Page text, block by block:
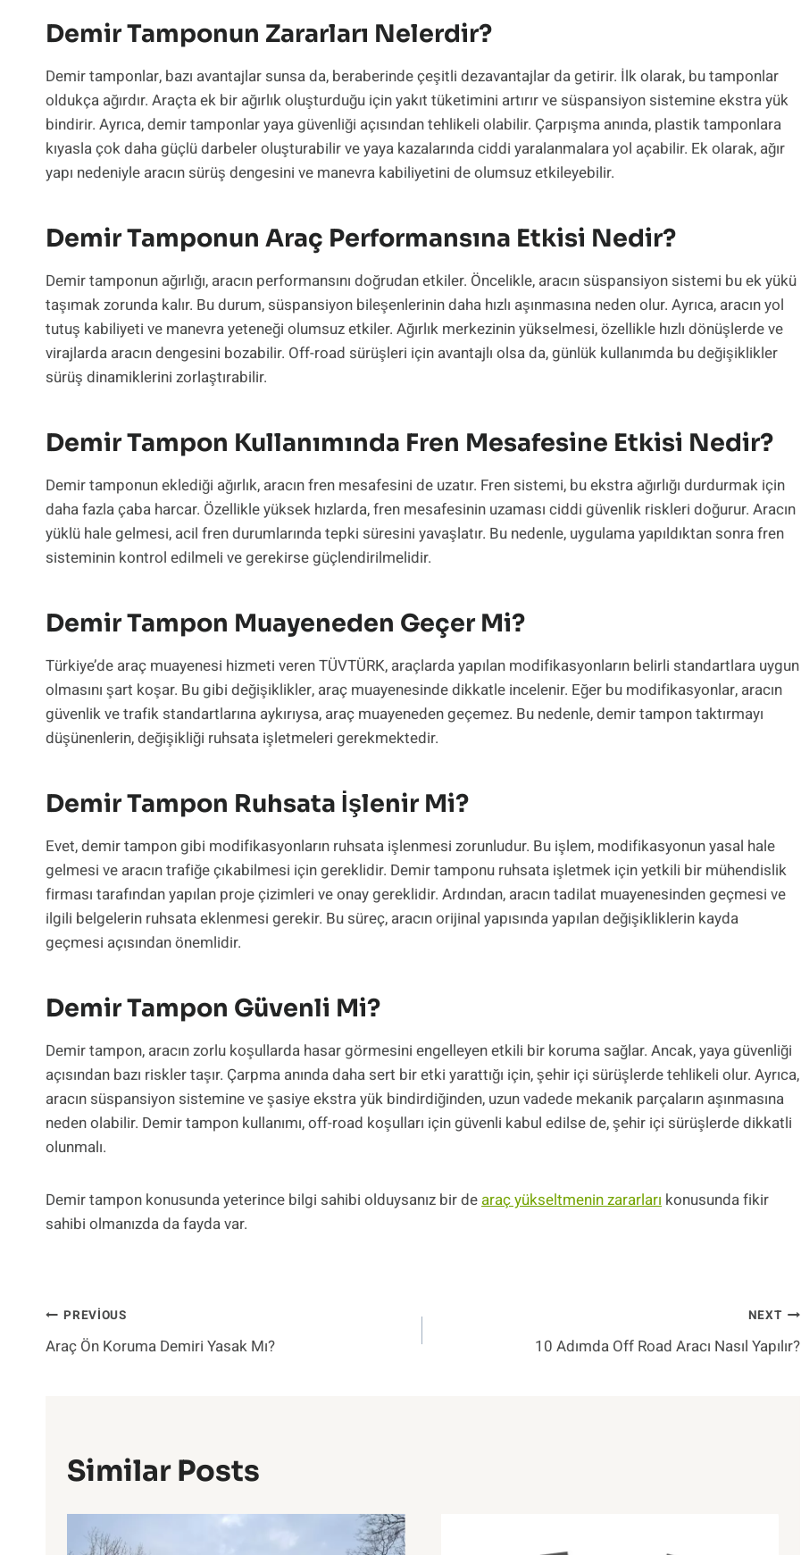
Demir Tamponun Zararları Nelerdir?
Demir tamponlar, bazı avantajlar sunsa da, beraberinde çeşitli dezavantajlar da getirir. İlk olarak, bu tamponlar
oldukça ağırdır. Araçta ek bir ağırlık oluşturduğu için yakıt tüketimini artırır ve süspansiyon sistemine ekstra yük
bindirir. Ayrıca, demir tamponlar yaya güvenliği açısından tehlikeli olabilir. Çarpışma anında, plastik tamponlara
kıyasla çok daha güçlü darbeler oluşturabilir ve yaya kazalarında ciddi yaralanmalara yol açabilir. Ek olarak, ağır
yapı nedeniyle aracın sürüş dengesini ve manevra kabiliyetini de olumsuz etkileyebilir.
Demir Tamponun Araç Performansına Etkisi Nedir?
Demir tamponun ağırlığı, aracın performansını doğrudan etkiler. Öncelikle, aracın süspansiyon sistemi bu ek yükü
taşımak zorunda kalır. Bu durum, süspansiyon bileşenlerinin daha hızlı aşınmasına neden olur. Ayrıca, aracın yol
tutuş kabiliyeti ve manevra yeteneği olumsuz etkiler. Ağırlık merkezinin yükselmesi, özellikle hızlı dönüşlerde ve
virajlarda aracın dengesini bozabilir. Off-road sürüşleri için avantajlı olsa da, günlük kullanımda bu değişiklikler
sürüş dinamiklerini zorlaştırabilir.
Demir Tampon Kullanımında Fren Mesafesine Etkisi Nedir?
Demir tamponun eklediği ağırlık, aracın fren mesafesini de uzatır. Fren sistemi, bu ekstra ağırlığı durdurmak için
daha fazla çaba harcar. Özellikle yüksek hızlarda, fren mesafesinin uzaması ciddi güvenlik riskleri doğurur. Aracın
yüklü hale gelmesi, acil fren durumlarında tepki süresini yavaşlatır. Bu nedenle, uygulama yapıldıktan sonra fren
sisteminin kontrol edilmeli ve gerekirse güçlendirilmelidir.
Demir Tampon Muayeneden Geçer Mi?
Türkiye’de araç muayenesi hizmeti veren TÜVTÜRK, araçlarda yapılan modifikasyonların belirli standartlara uygun
olmasını şart koşar. Bu gibi değişiklikler, araç muayenesinde dikkatle incelenir. Eğer bu modifikasyonlar, aracın
güvenlik ve trafik standartlarına aykırıysa, araç muayeneden geçemez. Bu nedenle, demir tampon taktırmayı
düşünenlerin, değişikliği ruhsata işletmeleri gerekmektedir.
Demir Tampon Ruhsata İşlenir Mi?
Evet, demir tampon gibi modifikasyonların ruhsata işlenmesi zorunludur. Bu işlem, modifikasyonun yasal hale
gelmesi ve aracın trafiğe çıkabilmesi için gereklidir. Demir tamponu ruhsata işletmek için yetkili bir mühendislik
firması tarafından yapılan proje çizimleri ve onay gereklidir. Ardından, aracın tadilat muayenesinden geçmesi ve
ilgili belgelerin ruhsata eklenmesi gerekir. Bu süreç, aracın orijinal yapısında yapılan değişikliklerin kayda
geçmesi açısından önemlidir.
Demir Tampon Güvenli Mi?
Demir tampon, aracın zorlu koşullarda hasar görmesini engelleyen etkili bir koruma sağlar. Ancak, yaya güvenliği
açısından bazı riskler taşır. Çarpma anında daha sert bir etki yarattığı için, şehir içi sürüşlerde tehlikeli olur. Ayrıca,
aracın süspansiyon sistemine ve şasiye ekstra yük bindirdiğinden, uzun vadede mekanik parçaların aşınmasına
neden olabilir. Demir tampon kullanımı, off-road koşulları için güvenli kabul edilse de, şehir içi sürüşlerde dikkatli
olunmalı.
Demir tampon konusunda yeterince bilgi sahibi olduysanız bir de araç yükseltmenin zararları konusunda fikir
sahibi olmanızda da fayda var.
Yazı
Gezinmesi
PREVIOUS
Araç Ön Koruma Demiri Yasak Mı?
NEXT
10 Adımda Off Road Aracı Nasıl Yapılır?
Similar Posts